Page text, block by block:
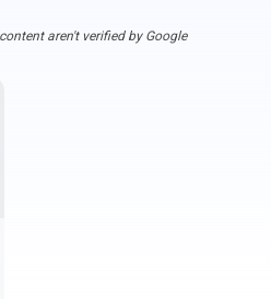
aren't verified by Google